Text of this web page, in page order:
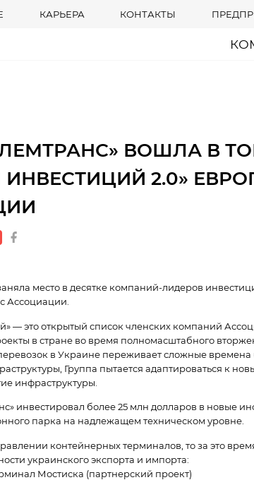
КАРЬЕРА КОНТАКТЫ
ВОШЛА В
2.0»
место в десятке компаний-лидеров
Ассоциации.
— это открытый список членских компаний
в стране во время полномасштабного
в Украине переживает сложные
Группа пытается адаптироваться к
инфраструктуры.
инвестировал более 25 млн долларов в новые
парка на надлежащем техническом уровне.
контейнерных терминалов, то за это
украинского экспорта и импорта:
Мостиска (партнерский проект)